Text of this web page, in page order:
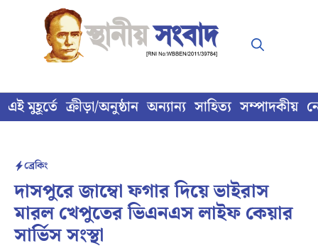
content
এই মুহূর্তে ক্রীড়া/অনুষ্ঠান অন্যান্য সাহিত্য সম্পাদকীয়
ব্রেকিং
দাসপুরে জাম্বো ফগার দিয়ে ভাইরাস
মারল খেপুতের ভিএনএস লাইফ কেয়ার
সার্ভিস সংস্থা